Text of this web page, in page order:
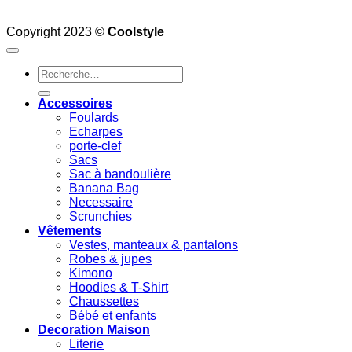
Copyright 2023 © Coolstyle
Recherche
pour :
Accessoires
Foulards
Echarpes
porte-clef
Sacs
Sac à bandoulière
Banana Bag
Necessaire
Scrunchies
Vêtements
Vestes, manteaux & pantalons
Robes & jupes
Kimono
Hoodies & T-Shirt
Chaussettes
Bébé et enfants
Decoration Maison
Literie